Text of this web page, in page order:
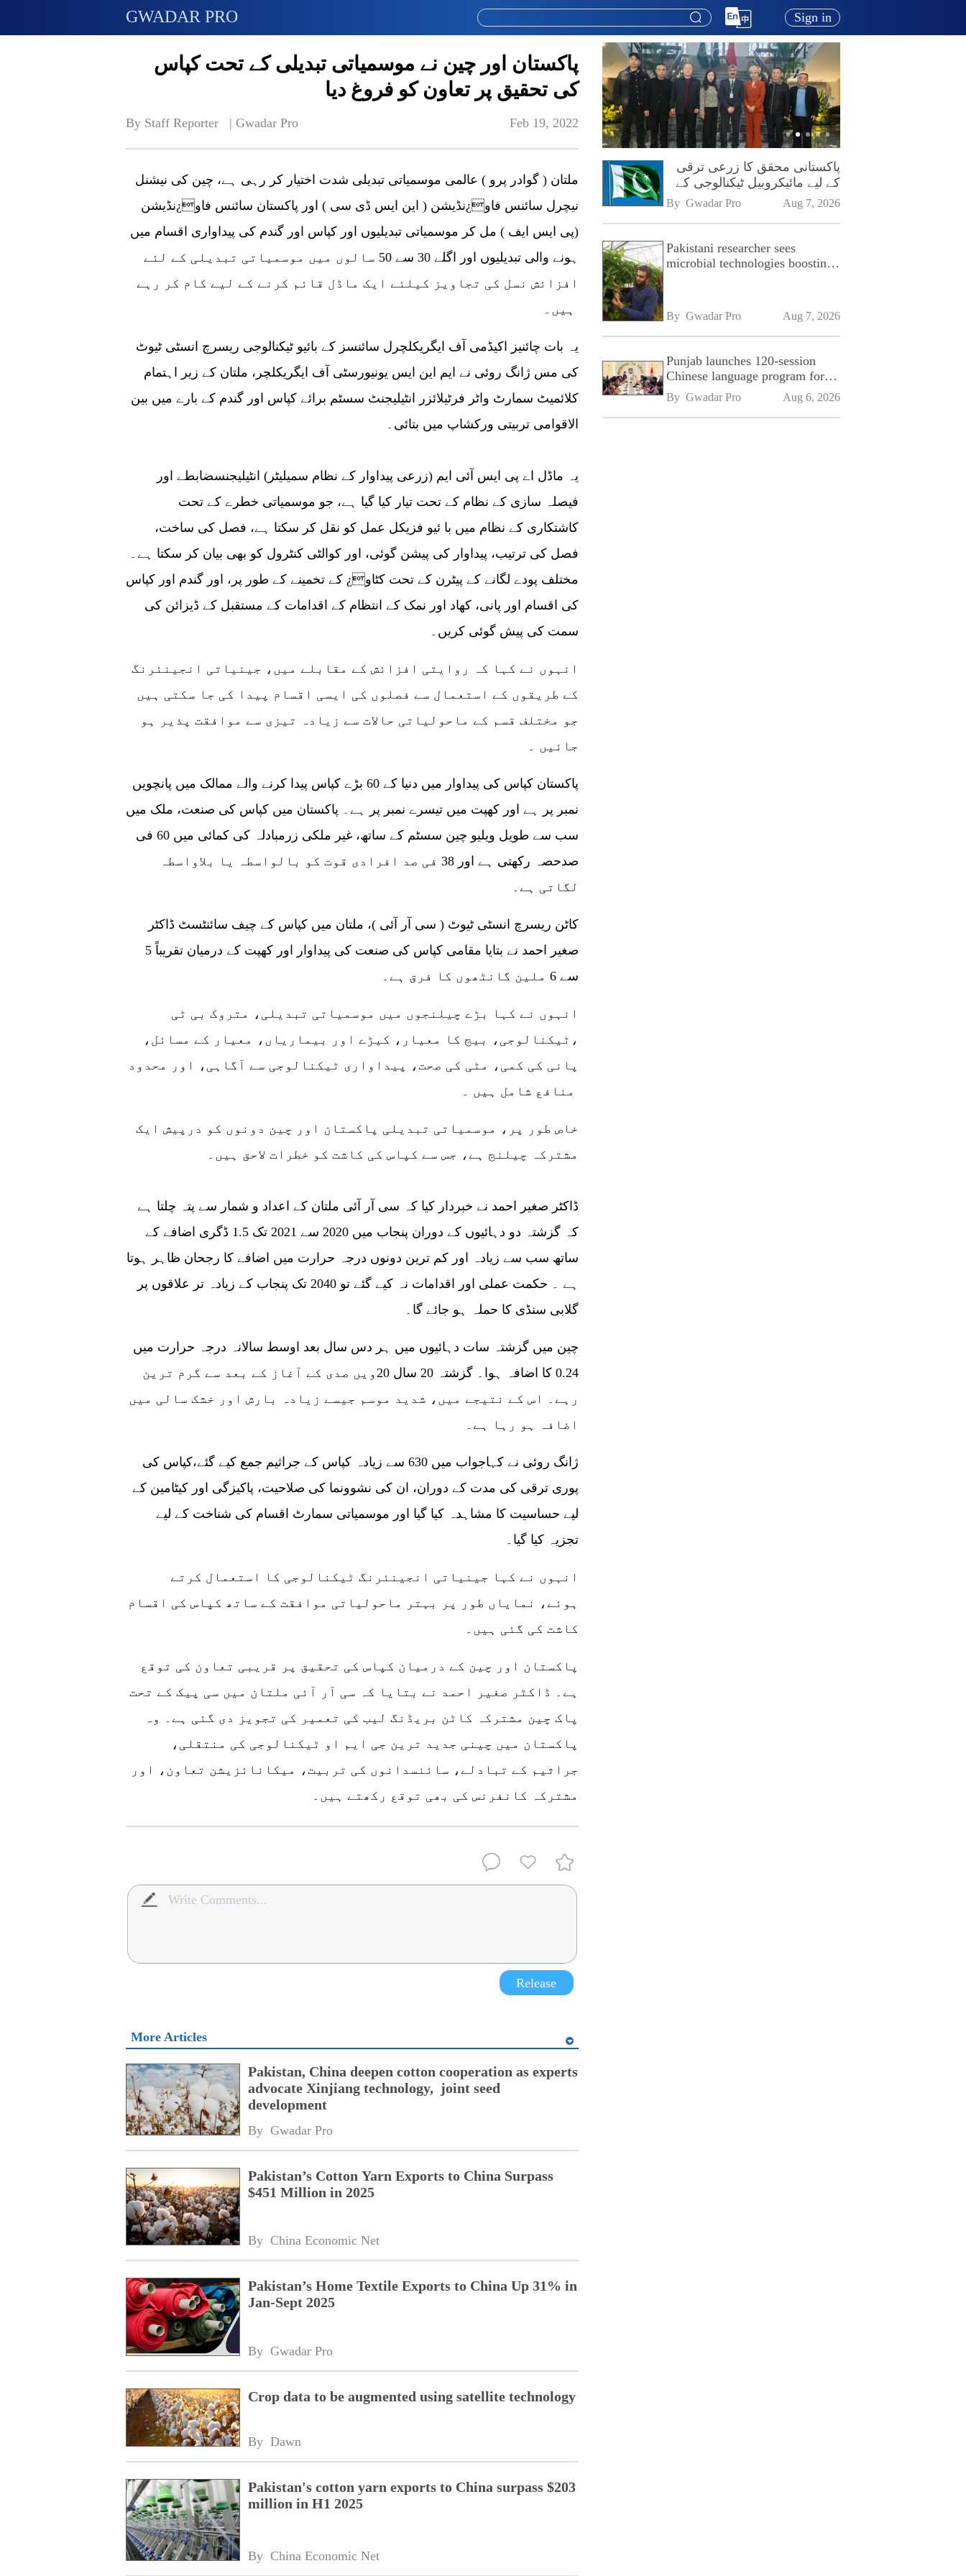
GWADAR PRO Sign in
پاکستان اور چین نے موسمیاتی تبدیلی کے تحت کپاس
کی تحقیق پر تعاون کو فروغ دیا
By Staff Reporter   | Gwadar Pro Feb 19, 2022
ملتان ( گوادر پرو ) عالمی موسمیاتی تبدیلی شدت اختیار کر رہی ہے، چین کی نیشنل
نیچرل سائنس فاو¿نڈیشن ( این ایس ڈی سی ) اور پاکستان سائنس فاو¿نڈیشن
(پی ایس ایف ) مل کر موسمیاتی تبدیلیوں اور کپاس اور گندم کی پیداواری اقسام میں
ہونے والی تبدیلیوں اور اگلے 30 سے 50 سالوں میں موسمیاتی تبدیلی کے لئے
افزائش نسل کی تجاویز کیلئے ایک ماڈل قائم کرنے کے لیے کام کر رہے
یہ بات چائنیز اکیڈمی آف ایگریکلچرل سائنسز کے بائیو ٹیکنالوجی ریسرچ انسٹی ٹیوٹ
کی مس ژانگ روئی نے ایم این ایس یونیورسٹی آف ایگریکلچر، ملتان کے زیر اہتمام
کلائمیٹ سمارٹ واٹر فرٹیلائزر انٹیلیجنٹ سسٹم برائے کپاس اور گندم کے بارے میں بین
الاقوامی تربیتی ورکشاپ میں بتائی۔
یہ ماڈل اے پی ایس آئی ایم (زرعی پیداوار کے نظام سمیلیٹر) انٹیلیجنسضابطے اور
فیصلہ سازی کے نظام کے تحت تیار کیا گیا ہے، جو موسمیاتی خطرے کے تحت
کاشتکاری کے نظام میں با ئیو فزیکل عمل کو نقل کر سکتا ہے، فصل کی ساخت،
فصل کی ترتیب، پیداوار کی پیشن گوئی، اور کوالٹی کنٹرول کو بھی بیان کر سکتا ہے۔
مختلف پودے لگانے کے پیٹرن کے تحت کٹاو¿ کے تخمینے کے طور پر، اور گندم اور کپاس
کی اقسام اور پانی، کھاد اور نمک کے انتظام کے اقدامات کے مستقبل کے ڈیزائن کی
سمت کی پیش گوئی کریں۔
انہوں نے کہا کہ روایتی افزائش کے مقابلے میں، جینیاتی انجینئرنگ
کے طریقوں کے استعمال سے فصلوں کی ایسی اقسام پیدا کی جا سکتی ہیں
جو مختلف قسم کے ماحولیاتی حالات سے زیادہ تیزی سے موافقت پذیر ہو
جائیں ۔
پاکستان کپاس کی پیداوار میں دنیا کے 60 بڑے کپاس پیدا کرنے والے ممالک میں پانچویں
نمبر پر ہے اور کھپت میں تیسرے نمبر پر ہے۔ پاکستان میں کپاس کی صنعت، ملک میں
سب سے طویل ویلیو چین سسٹم کے ساتھ، غیر ملکی زرمبادلہ کی کمائی میں 60 فی
صدحصہ رکھتی ہے اور 38 فی صد افرادی قوت کو بالواسطہ یا بلاواسطہ
لگاتی ہے۔
کاٹن ریسرچ انسٹی ٹیوٹ ( سی آر آئی )، ملتان میں کپاس کے چیف سائنٹسٹ ڈاکٹر
صغیر احمد نے بتایا مقامی کپاس کی صنعت کی پیداوار اور کھپت کے درمیان تقریباً 5
سے 6 ملین گانٹھوں کا فرق ہے۔
،ٹیکنالوجی، بیج کا معیار، کیڑے اور بیماریاں، معیار کے مسائل،
پانی کی کمی، مٹی کی صحت، پیداواری ٹیکنالوجی سے آگاہی، اور محدود
خاص طور پر، موسمیاتی تبدیلی پاکستان اور چین دونوں کو درپیش ایک
مشترکہ چیلنج ہے، جس سے کپاس کی کاشت کو خطرات لاحق ہیں۔
ڈاکٹر صغیر احمد نے خبردار کیا کہ سی آر آئی ملتان کے اعداد و شمار سے پتہ چلتا ہے
کہ گزشتہ دو دہائیوں کے دوران پنجاب میں 2020 سے 2021 تک 1.5 ڈگری اضافے کے
ساتھ سب سے زیادہ اور کم ترین دونوں درجہ حرارت میں اضافے کا رجحان ظاہر ہوتا
ہے ۔ حکمت عملی اور اقدامات نہ کیے گئے تو 2040 تک پنجاب کے زیادہ تر علاقوں پر
گلابی سنڈی کا حملہ ہو جائے گا۔
چین میں گزشتہ سات دہائیوں میں ہر دس سال بعد اوسط سالانہ درجہ حرارت میں
0.24 کا اضافہ ہوا۔ گزشتہ 20 سال 20ویں صدی کے آغاز کے بعد سے گرم ترین
رہے۔ اس کے نتیجے میں، شدید موسم جیسے زیادہ بارش اور خشک سالی میں
اضافہ ہو رہا ہے۔
پوری ترقی کی مدت کے دوران، ان کی نشوونما کی صلاحیت، پاکیزگی اور کیٹامین کے
لیے حساسیت کا مشاہدہ کیا گیا اور موسمیاتی سمارٹ اقسام کی شناخت کے لیے
تجزیہ کیا گیا۔
انہوں نے کہا جینیاتی انجینئرنگ ٹیکنالوجی کا استعمال کرتے
ہوئے، نمایاں طور پر بہتر ماحولیاتی موافقت کے ساتھ کپاس کی اقسام
کاشت کی گئی ہیں۔
پاکستان اور چین کے درمیان کپاس کی تحقیق پر قریبی تعاون کی توقع
ہے۔ ڈاکٹر صغیر احمد نے بتایا کہ سی آر آئی ملتان میں سی پیک کے تحت
پاک چین مشترکہ کاٹن بریڈنگ لیب کی تعمیر کی تجویز دی گئی ہے۔ وہ
پاکستان میں چینی جدید ترین جی ایم او ٹیکنالوجی کی منتقلی،
جراثیم کے تبادلے، سائنسدانوں کی تربیت، میکانائزیشن تعاون، اور
مشترکہ کانفرنس کی بھی توقع رکھتے ہیں۔
Release
More Articles
Pakistan, China deepen cotton cooperation as experts
advocate Xinjiang technology, joint seed
development
By Gwadar Pro
Pakistan’s Cotton Yarn Exports to China Surpass
$451 Million in 2025
By China Economic Net
Pakistan’s Home Textile Exports to China Up 31% in
Jan-Sept 2025
By Gwadar Pro
Crop data to be augmented using satellite technology
By Dawn
Pakistan's cotton yarn exports to China surpass $203
million in H1 2025
By China Economic Net
پاکستانی محقق کا زرعی ترقی
کے لیے مائیکروبیل ٹیکنالوجی کے
فروغ پر زور
By Gwadar Pro Aug 7, 2026
Pakistani researcher sees
microbial technologies boosting
By Gwadar Pro Aug 7, 2026
Punjab launches 120-session
Chinese language program for
SPU
By Gwadar Pro Aug 6, 2026